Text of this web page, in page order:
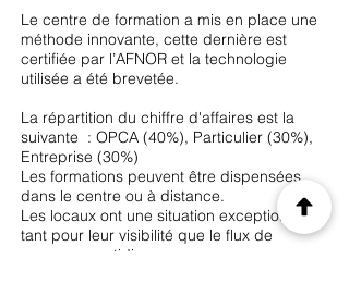
Le centre de formation a mis en place une
méthode innovante, cette dernière est
certifiée par l’AFNOR et la technologie
utilisée a été brevetée.
La répartition du chiffre d'affaires est la
suivante : OPCA (40%), Particulier (30%),
Entreprise (30%)
Les formations peuvent être dispensées
dans le centre ou à distance.
Les locaux ont une situation exceptionnelle
tant pour leur visibilité que le flux de
passage quotidien.